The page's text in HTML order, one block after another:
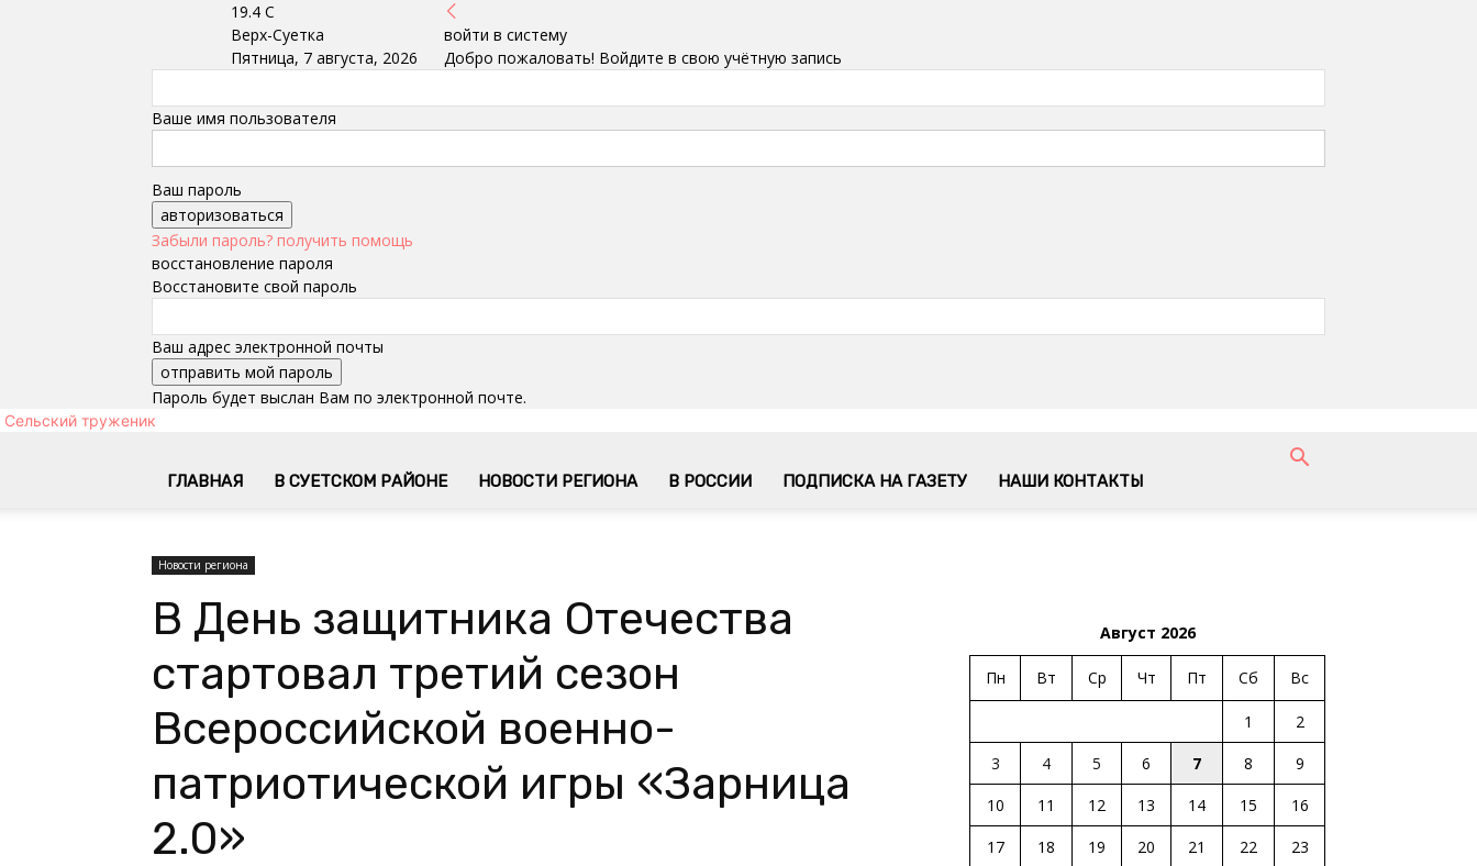
19.4 C
Верх-Суетка
Пятница, 7 августа, 2026
войти в систему
Добро пожаловать! Войдите в свою учётную запись
Ваше имя пользователя
Ваш пароль
Забыли пароль? получить помощь
восстановление пароля
Восстановите свой пароль
Ваш адрес электронной почты
Пароль будет выслан Вам по электронной почте.
Сельский труженик
ГЛАВНАЯ В СУЕТСКОМ РАЙОНЕ НОВОСТИ РЕГИОНА В РОССИИ ПОДПИСКА НА ГАЗЕТУ НАШИ КОНТАКТЫ
Новости региона
В День защитника Отечества
стартовал третий сезон
Всероссийской военно-
патриотической игры «Зарница
2.0»
Август 2026
Пн Вт Ср Чт Пт Сб Вс
1
2
3
4 5 6 7 8
9
10
11 12 13 14 15
16
17
18 19 20 21 22
23